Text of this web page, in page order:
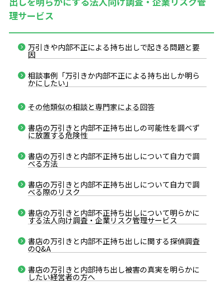
理サービス
万引きや内部不正による持ち出しで起きる問題と要
因
相談事例「万引きか内部不正による持ち出しか明ら
かにしたい」
その他類似の相談と専門家による回答
書店の万引きと内部不正持ち出しの可能性を調べず
に放置する危険性
書店の万引きと内部不正持ち出しについて自力で調
べる方法
書店の万引きと内部不正持ち出しについて自力で調
べる際のリスク
書店の万引きと内部不正持ち出しについて明らかに
する法人向け調査・企業リスク管理サービス
書店の万引きと内部不正持ち出しに関する探偵調査
のQ&A
書店の万引きと内部持ち出し被害の真実を明らかに
したい経営者の方へ